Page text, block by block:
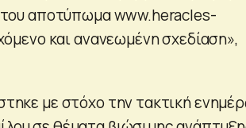
του αποτύπωμα www.heracles-
και ανανεωμένη σχεδίαση»,
με στόχο την τακτική